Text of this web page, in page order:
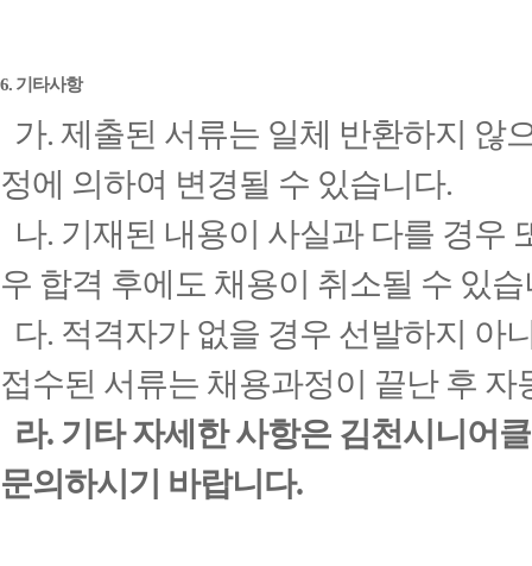
6. 기타사항
가. 제출된 서류는 일체 반환하지 않
정에 의하여 변경될 수 있습니다.
나. 기재된 내용이 사실과 다를 경우
우 합격 후에도 채용이 취소될 수 있습
다. 적격자가 없을 경우 선발하지 아
접수된 서류는 채용과정이 끝난 후 자
라. 기타 자세한 사항은 김천시니어클
문의하시기 바랍니다.